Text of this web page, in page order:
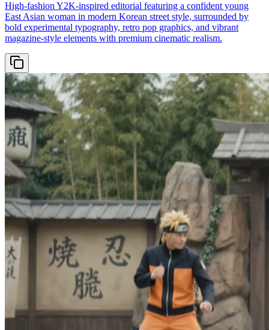
High-fashion Y2K-inspired editorial featuring a confident young
East Asian woman in modern Korean street style, surrounded by
bold experimental typography, retro pop graphics, and vibrant
magazine-style elements with premium cinematic realism.